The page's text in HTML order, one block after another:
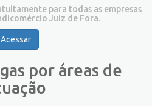
para todas as empresas
Juiz de Fora.
Acessar
por áreas de